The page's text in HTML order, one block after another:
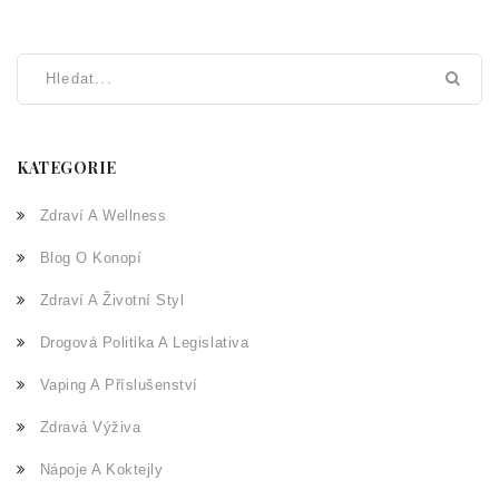
KATEGORIE
Zdraví A Wellness
Blog O Konopí
Zdraví A Životní Styl
Drogová Politika A Legislativa
Vaping A Příslušenství
Zdravá Výživa
Nápoje A Koktejly